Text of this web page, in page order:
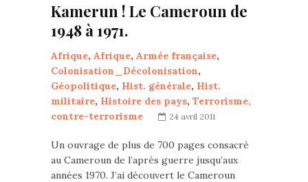
Kamerun ! Le Cameroun de
1948 à 1971.
Afrique, Afrique, Armée française,
Colonisation_Décolonisation,
Géopolitique, Hist. générale, Hist.
militaire, Histoire des pays, Terrorisme,
contre-terrorisme
24 avril 2011
Un ouvrage de plus de 700 pages consacré
au Cameroun de l’après guerre jusqu’aux
années 1970. J’ai découvert le Cameroun